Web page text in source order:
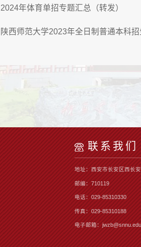
2024年体育单招专题汇总（转发）
陕西师范大学2023年全日制普通本科招
联系我们
地址：西安市长安区西长
邮编：710119
电话：029-85310330
传真：029-85310188
电子邮箱：